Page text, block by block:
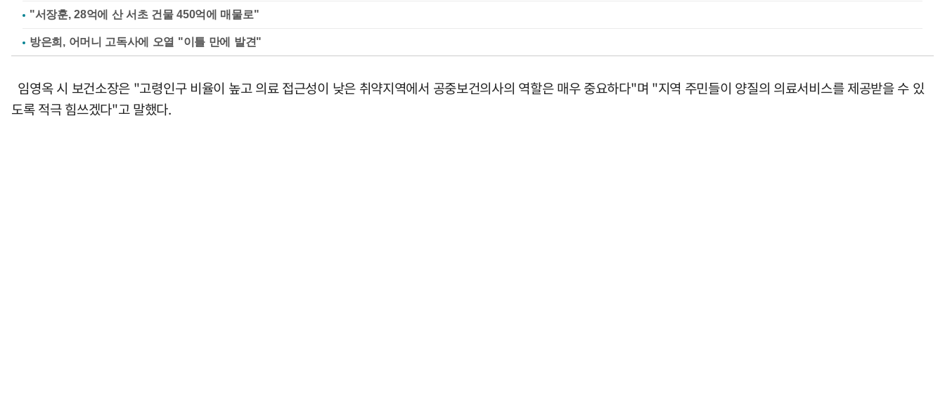
"서장훈, 28억에 산 서초 건물 450억에 매물로"
방은희, 어머니 고독사에 오열 "이틀 만에 발견"
임영옥 시 보건소장은 "고령인구 비율이 높고 의료 접근성이 낮은 취약지역에서 공중보건의사의 역할은 매우 중요하다"며 "지역 주민들이 양질의 의료서비스를 제공받을 수 있
도록 적극 힘쓰겠다"고 말했다.